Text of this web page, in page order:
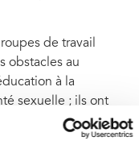
de travail
obstacles au
à la
sexuelle ; ils ont
la collaboration
l’Education.